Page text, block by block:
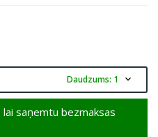
Daudzums: 1 expand_more
lai saņemtu bezmaksas